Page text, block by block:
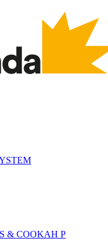
& COOKAH P